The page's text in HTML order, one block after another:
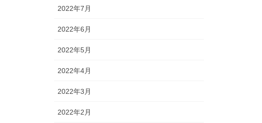
2022年7月
2022年6月
2022年5月
2022年4月
2022年3月
2022年2月